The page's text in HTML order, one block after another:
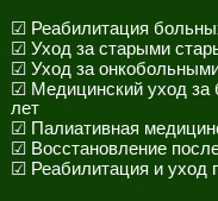
☑ Реабилитация
☑ Уход за старыми
☑ Уход за
☑ Медицинский уход за
лет
☑ Палиативная
☑ Восстановление
☑ Реабилитация и уход